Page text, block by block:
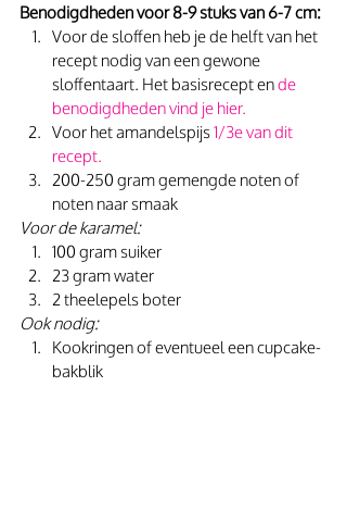
Benodigdheden voor 8-9 stuks van 6-7 cm:
Voor de sloffen heb je de helft van het
recept nodig van een gewone
sloffentaart. Het basisrecept en de
benodigdheden vind je hier.
Voor het amandelspijs 1/3e van dit
recept.
200-250 gram gemengde noten of
noten naar smaak
Voor de karamel:
100 gram suiker
23 gram water
2 theelepels boter
Ook nodig:
Kookringen of eventueel een cupcake-
bakblik